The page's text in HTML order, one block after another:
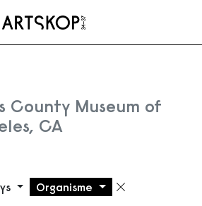
County Museum of
CA
Organisme